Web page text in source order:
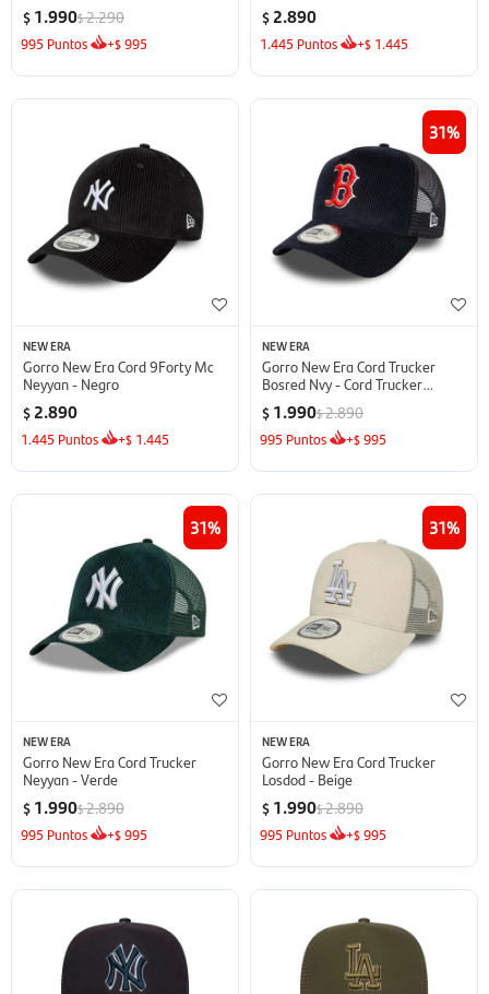
$ 1.990$2.290
995 Puntos +$995
$ 2.890
1.445 Puntos +$ 1.445
NEW ERA
Gorro New Era Cord 9Forty Mc
Neyyan - Negro
$ 2.890
1.445 Puntos +$ 1.445
31
NEW ERA
Gorro New Era Cord Trucker
Bosred Nvy - Cord Trucker
Bosred Nvy
$ 1.990$2.890
995 Puntos +$995
31
NEW ERA
Gorro New Era Cord Trucker
Neyyan - Verde
$ 1.990$2.890
995 Puntos +$995
31
NEW ERA
Gorro New Era Cord Trucker
Losdod - Beige
$ 1.990$2.890
995 Puntos +$995